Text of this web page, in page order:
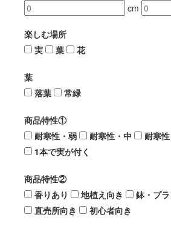
cm
楽しむ場所
実
葉 花
葉
落葉
常緑
商品特性①
耐寒性・弱
耐寒性・中 耐寒
1本で実が付く
商品特性②
香りあり
地植え向き 鉢・プ
直売所向き
初心者向き